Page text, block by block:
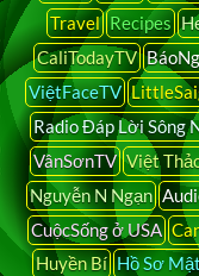
Travel Recipes
CaliTodayTV
ViệtFaceTV
Radio Đáp Lời Sông
VânSơnTV Việt
Nguyễn N Ngạn
CuộcSống ở USA
Huyền Bí Hồ Sơ